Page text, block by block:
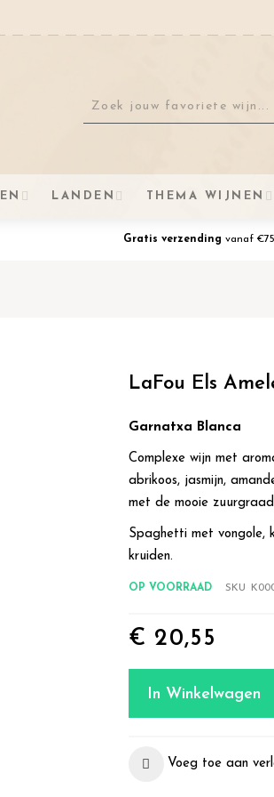
LANDEN THEMA WIJNEN
Gratis verzending vanaf €75
LaFou Els
Garnatxa Blanca
Complexe wijn met
abrikoos, jasmijn,
met de mooie
Spaghetti met vongole,
kruiden.
OP VOORRAAD SKU
€ 20,55
In Winkelwagen
Voeg toe aan